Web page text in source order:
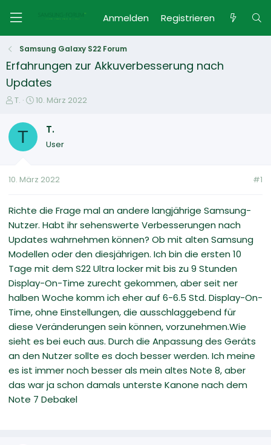
Anmelden Registrieren
Samsung Galaxy S22 Forum
Erfahrungen zur Akkuverbesserung nach
Updates
E
s
e
e
T.
E
t
e
t
m
10. März 2022
T T.
User
10. März 2022 #1
Richte die Frage mal an andere langjährige Samsung-
Nutzer. Habt ihr sehenswerte Verbesserungen nach
Updates wahrnehmen können? Ob mit alten Samsung
Modellen oder den diesjährigen. Ich bin die ersten 10
Tage mit dem S22 Ultra locker mit bis zu 9 Stunden
Display-On-Time zurecht gekommen, aber seit ner
halben Woche komm ich eher auf 6-6.5 Std. Display-On-
Time, ohne Einstellungen, die ausschlaggebend für
diese Veränderungen sein können, vorzunehmen.Wie
sieht es bei euch aus. Durch die Anpassung des Geräts
an den Nutzer sollte es doch besser werden. Ich meine
es ist immer noch besser als mein altes Note 8, aber
das war ja schon damals unterste Kanone nach dem
Note 7 Debakel